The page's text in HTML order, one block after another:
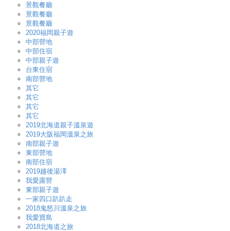
景觀餐廳
景觀餐廳
景觀餐廳
2020福岡親子遊
中部營地
中部住宿
中部親子遊
台東住宿
南部營地
其它
其它
其它
其它
2019北海道親子溫泉遊
2019大阪福岡溫泉之旅
南部親子遊
東部營地
南部住宿
2019越後湯澤
我愛露營
東部親子遊
一家四口趴趴走
2018鬼怒川溫泉之旅
我愛寶島
2018北海道之旅